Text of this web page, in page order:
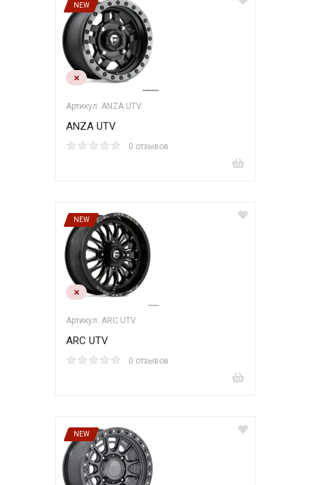
NEW
Артикул: ANZA UTV
ANZA UTV
0 отзывов
NEW
Артикул: ARC UTV
ARC UTV
0 отзывов
NEW